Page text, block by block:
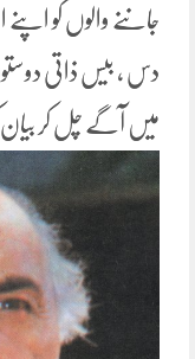
جاننے والوں کو اپنے
دس ، بیس ذاتی
میں آگے چل کر بیان